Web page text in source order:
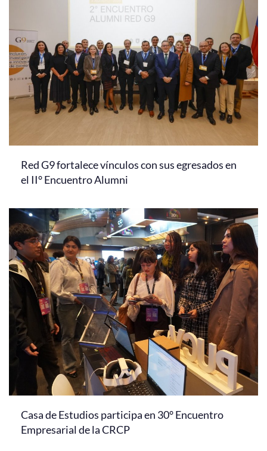
Red G9 fortalece vínculos con sus egresados en
el II° Encuentro Alumni
Casa de Estudios participa en 30° Encuentro
Empresarial de la CRCP